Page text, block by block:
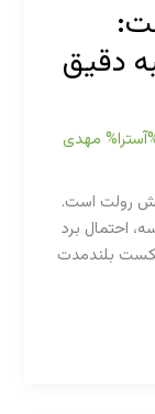
دقیق
مهدی
رولت است.
احتمال برد
شکست بلندمدت